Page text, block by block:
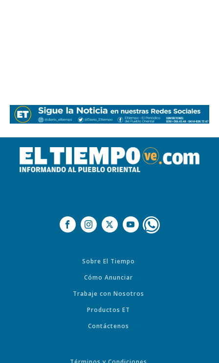
Sobre El Tiempo
Cómo Anunciar
Trabaje con Nosotros
Productos ET
Contáctenos